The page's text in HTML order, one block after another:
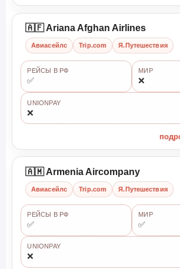
🇦🇫 Ariana Afghan Airlines
Авиасейлс Trip.com Я.Путешествия
РЕЙСЫ В РФ
✅
МИР
❌
UNIONPAY
❌
🇦🇲 Armenia Aircompany
Авиасейлс Trip.com Я.Путешествия
РЕЙСЫ В РФ
✅
МИР
✅
UNIONPAY
❌